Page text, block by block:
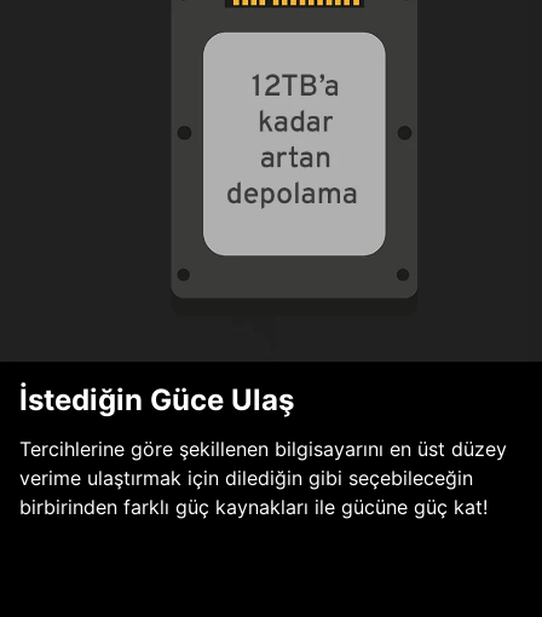
İstediğin Güce Ulaş
Tercihlerine göre şekillenen bilgisayarını en üst düzey
verime ulaştırmak için dilediğin gibi seçebileceğin
birbirinden farklı güç kaynakları ile gücüne güç kat!